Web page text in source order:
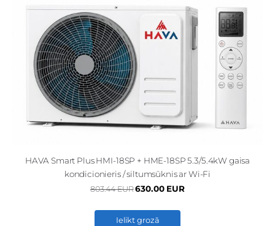
HAVA Smart Plus HMI-18SP + HME-18SP 5.3/5.4kW gaisa
kondicionieris / siltumsūknis ar Wi-Fi
803.44 EUR630.00 EUR
Ielikt grozā